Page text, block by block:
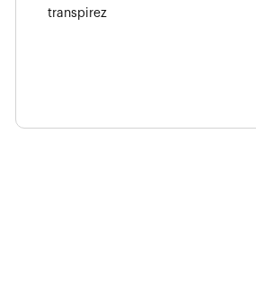
transpirez